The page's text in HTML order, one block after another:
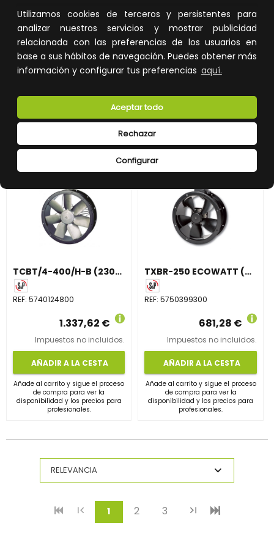
Utilizamos cookies de terceros y persistentes para
analizar nuestros servicios y mostrar publicidad
relacionada con las preferencias de los usuarios en
base a sus hábitos de navegación. Puedes obtener más
información y configurar tus preferencias aquí.
Configurar
Rechazar
Aceptar todo
REF:5132930600
1.567,07 €
Impuestos no incluidos.
AÑADIR A LA CESTA
Añade al carrito y sigue el proceso
disponibilidad y los precios para
profesionales.
REF: 5132933500
2.062,82 €
Impuestos no incluidos.
AÑADIR A LA CESTA
Añade al carrito y sigue el proceso
disponibilidad y los precios para
profesionales.
TCBT/4-400/H-B (230/400V50HZ)C V5
REF: 5740124800
1.337,62 €
Impuestos no incluidos.
AÑADIR A LA CESTA
Añade al carrito y sigue el proceso
de compra para ver la
disponibilidad y los precios para
profesionales.
TXBR-250 ECOWATT (230V50/60HZ) V5
REF:5750399300
681,28 €
Impuestos no incluidos.
AÑADIR A LA CESTA
Añade al carrito y sigue el proceso
de compra para ver la
disponibilidad y los precios para
profesionales.
1(current)
2 3